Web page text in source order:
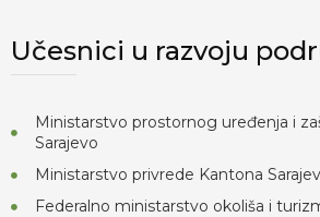
Učesnici u razvoju
Ministarstvo prostornog uređenja i
Sarajevo
Ministarstvo privrede Kantona
Federalno ministarstvo okoliša i